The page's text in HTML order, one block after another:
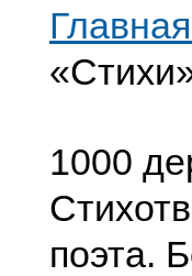
1000
поэта.